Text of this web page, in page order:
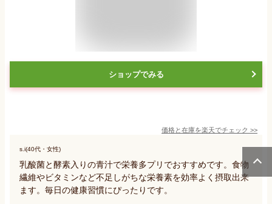
ショップでみる
価格と在庫を楽天でチェック >>
s.i(40代・女性)
乳酸菌と酵素入りの青汁で栄養多プリでおすすめです。食物
繊維やビタミンなど不足しがちな栄養素を効率よく摂取出来
ます。毎日の健康習慣にぴったりです。